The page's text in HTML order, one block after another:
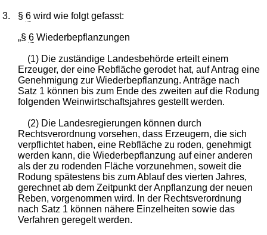
3. §6 wird wie folgt gefasst:
„§6 Wiederbepflanzungen
(1) Die zuständige Landesbehörde erteilt einem
Erzeuger, der eine Rebfläche gerodet hat, auf Antrag eine
Genehmigung zur Wiederbepflanzung. Anträge nach
Satz 1 können bis zum Ende des zweiten auf die Rodung
folgenden Weinwirtschaftsjahres gestellt werden.
(2) Die Landesregierungen können durch
Rechtsverordnung vorsehen, dass Erzeugern, die sich
verpflichtet haben, eine Rebfläche zu roden, genehmigt
werden kann, die Wiederbepflanzung auf einer anderen
als der zu rodenden Fläche vorzunehmen, soweit die
Rodung spätestens bis zum Ablauf des vierten Jahres,
gerechnet ab dem Zeitpunkt der Anpflanzung der neuen
Reben, vorgenommen wird. In der Rechtsverordnung
nach Satz 1 können nähere Einzelheiten sowie das
Verfahren geregelt werden.